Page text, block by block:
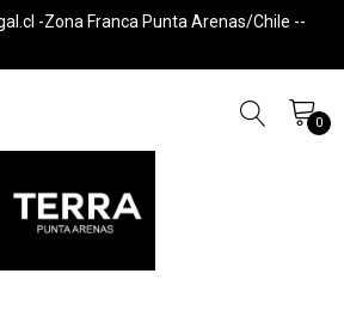
-Zona Franca Punta Arenas/Chile --
0